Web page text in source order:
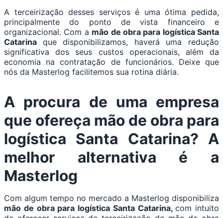
A terceirização desses serviços é uma ótima pedida,
principalmente do ponto de vista financeiro e
organizacional. Com a mão de obra para logística Santa
Catarina que disponibilizamos, haverá uma redução
significativa dos seus custos operacionais, além da
economia na contratação de funcionários. Deixe que
nós da Masterlog facilitemos sua rotina diária.
A procura de uma empresa
que ofereça mão de obra para
logística Santa Catarina? A
melhor alternativa é a
Masterlog
Com algum tempo no mercado a Masterlog disponibiliza
mão de obra para logística Santa Catarina,com intuito